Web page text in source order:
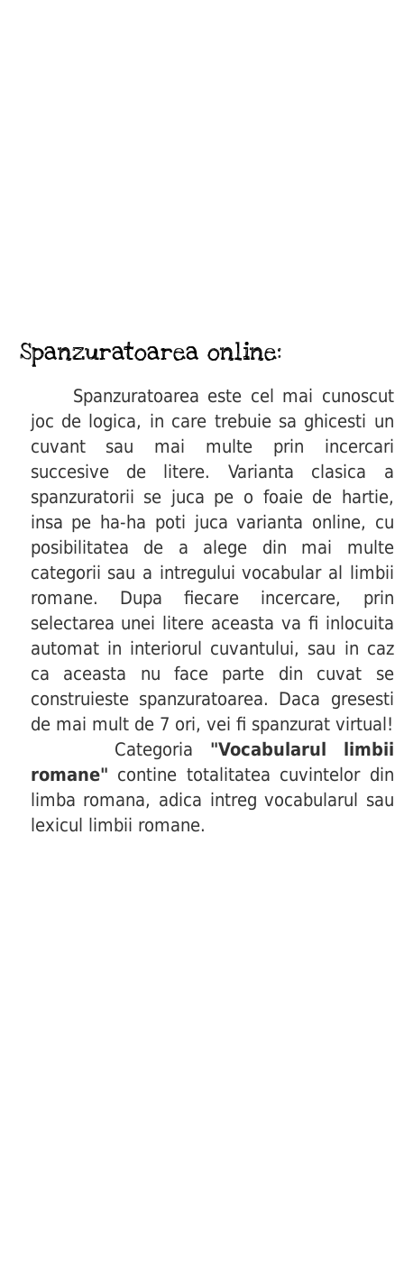
Spanzuratoarea online:
Spanzuratoarea este cel mai cunoscut
joc de logica, in care trebuie sa ghicesti un
cuvant sau mai multe prin incercari
succesive de litere. Varianta clasica a
spanzuratorii se juca pe o foaie de hartie,
insa pe ha-ha poti juca varianta online, cu
posibilitatea de a alege din mai multe
categorii sau a intregului vocabular al limbii
romane. Dupa fiecare incercare, prin
selectarea unei litere aceasta va fi inlocuita
automat in interiorul cuvantului, sau in caz
ca aceasta nu face parte din cuvat se
construieste spanzuratoarea. Daca gresesti
de mai mult de 7 ori, vei fi spanzurat virtual!
Categoria "Vocabularul limbii
romane" contine totalitatea cuvintelor din
limba romana, adica intreg vocabularul sau
lexicul limbii romane.